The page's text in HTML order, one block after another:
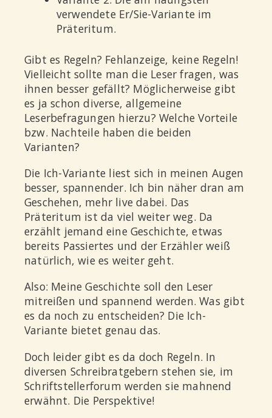
verwendete Er/Sie-Variante im
Präteritum.
Gibt es Regeln? Fehlanzeige, keine Regeln!
Vielleicht sollte man die Leser fragen, was
ihnen besser gefällt? Möglicherweise gibt
es ja schon diverse, allgemeine
Leserbefragungen hierzu? Welche Vorteile
bzw. Nachteile haben die beiden
Varianten?
Die Ich-Variante liest sich in meinen Augen
besser, spannender. Ich bin näher dran am
Geschehen, mehr live dabei. Das
Präteritum ist da viel weiter weg. Da
erzählt jemand eine Geschichte, etwas
bereits Passiertes und der Erzähler weiß
natürlich, wie es weiter geht.
Also: Meine Geschichte soll den Leser
mitreißen und spannend werden. Was gibt
es da noch zu entscheiden? Die Ich-
Variante bietet genau das.
Doch leider gibt es da doch Regeln. In
diversen Schreibratgebern stehen sie, im
Schriftstellerforum werden sie mahnend
erwähnt. Die Perspektive!